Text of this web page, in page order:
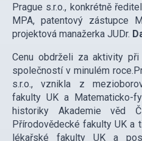
Prague s.r.o., konkrétně
MPA, patentový zástupce
projektová manažerka JUDr.
Cenu obdrželi za aktivity
společností v minulém
s.r.o., vznikla z
fakulty UK a Matematicko-
historiky Akademie věd
Přírodovědecké fakulty UK a
lékařské fakulty UK a